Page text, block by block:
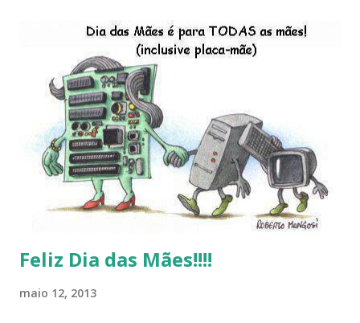
do LibreOffice , o IX Latinoware, a Microsoft boicotando o
Linux (como sempre), o lançamento do Windows 8 e a sua
baixa taxa de adesão pelos usuários, entre out ros. Gostaria
de desejar a todos Boas Festas e que em 2013 possamos
estar juntos novamente. Feliz Natal!!!! F eli z 2013 a todos!!!
Feliz Dia das Mães!!!!
maio 12, 2013